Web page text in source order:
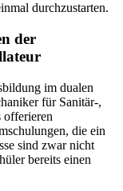
durchzustarten.
der
im dualen
für Sanitär-,
offerieren
die ein
sind zwar nicht
bereits einen